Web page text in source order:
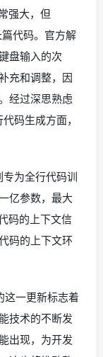
强大，但
代码。官方解
盘输入的次
充和调整，因
经过深思熟虑
码生成方面，
为全行代码训
亿参数，最大
码的上下文信
码的上下文环
一更新标志着
技术的不断发
出现，为开发